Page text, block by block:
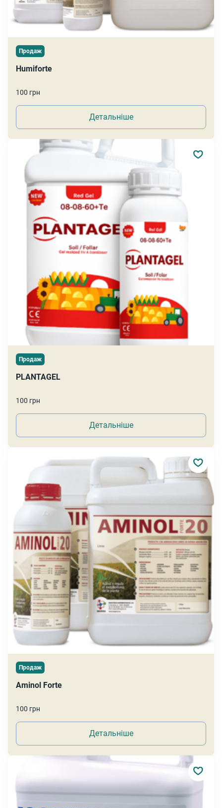
Продаж
Humiforte
100 грн
Детальніше
Продаж
PLANTAGEL
100 грн
Детальніше
Продаж
Aminol Forte
100 грн
Детальніше